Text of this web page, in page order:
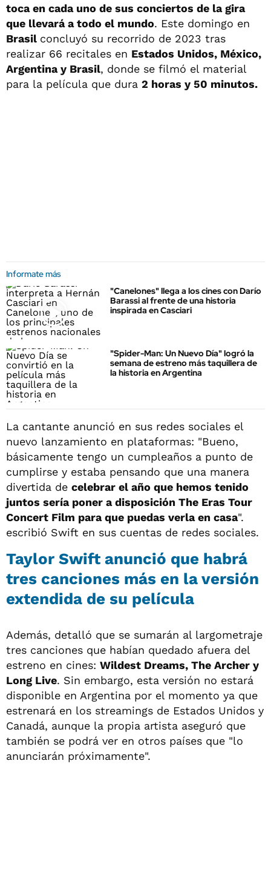
toca en cada uno de sus conciertos de la gira
que llevará a todo el mundo. Este domingo en
Brasil concluyó su recorrido de 2023 tras
realizar 66 recitales en Estados Unidos, México,
Argentina y Brasil, donde se filmó el material
para la película que dura 2 horas y 50 minutos.
Informate más
"Canelones" llega a los cines con Darío
Barassi al frente de una historia
inspirada en Casciari
"Spider-Man: Un Nuevo Día" logró la
semana de estreno más taquillera de
la historia en Argentina
La cantante anunció en sus redes sociales el
nuevo lanzamiento en plataformas: "Bueno,
básicamente tengo un cumpleaños a punto de
cumplirse y estaba pensando que una manera
divertida de celebrar el año que hemos tenido
juntos sería poner a disposición The Eras Tour
Concert Film para que puedas verla en casa".
escribió Swift en sus cuentas de redes sociales.
Taylor Swift anunció que habrá
tres canciones más en la versión
extendida de su película
Además, detalló que se sumarán al largometraje
tres canciones que habían quedado afuera del
estreno en cines: Wildest Dreams, The Archer y
Long Live. Sin embargo, esta versión no estará
disponible en Argentina por el momento ya que
estrenará en los streamings de Estados Unidos y
Canadá, aunque la propia artista aseguró que
también se podrá ver en otros países que "lo
anunciarán próximamente".